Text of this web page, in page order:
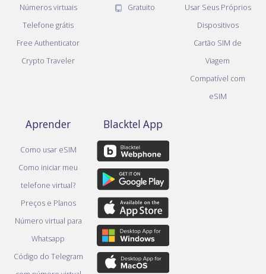
Números virtuais
Telefone grátis
Free Authenticator
Crypto Traveler
Gratuito
Usar Seus Próprios
Dispositivos
Cartão SIM de
Viagem
Compatível com
eSIM
Aprender
Como usar eSIM
Como iniciar meu
telefone virtual?
Preços e Planos
Número virtual para
Whatsapp
Código do Telegram
Blacktel App